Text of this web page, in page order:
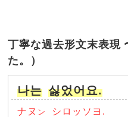
丁寧な過去形文末表現
た。）
나는 싫었어요.
ナヌ ン シロッソヨ.